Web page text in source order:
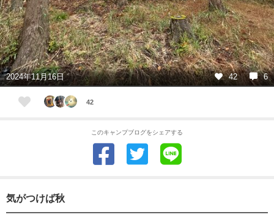
2024年11月16日 42 6
42
このキャンプブログをシェアする
気がつけば秋